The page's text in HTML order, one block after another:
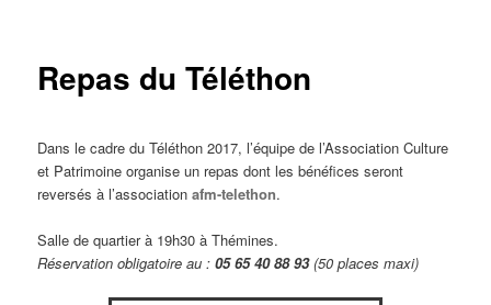
Repas du Téléthon
Dans le cadre du Téléthon 2017, l’équipe de l’Association Culture
et Patrimoine organise un repas dont les bénéfices seront
reversés à l’associationafm-telethon.
Salle de quartier à 19h30 à Thémines.
Réservation obligatoire au :05 65 40 88 93(50 places maxi)